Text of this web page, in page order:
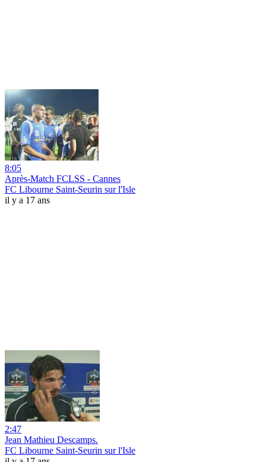
8:05
Après-Match FCLSS - Cannes
FC Libourne Saint-Seurin sur l'Isle
il y a 17 ans
2:47
Jean Mathieu Descamps.
FC Libourne Saint-Seurin sur l'Isle